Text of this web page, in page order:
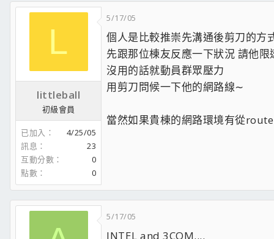
L
littleball
初級會員
已加入
4/25/05
訊息
23
互動分數
0
點數
0
5/17/05
個人是比較推崇先溝通後剪刀的方
先跟那位棟友反應一下狀況 請他限
沒用的話就動員群眾壓力
用剪刀問候一下他的網路線∼
當然如果貴棟的網路環境有從
5/17/05
INTEL and 3COM....